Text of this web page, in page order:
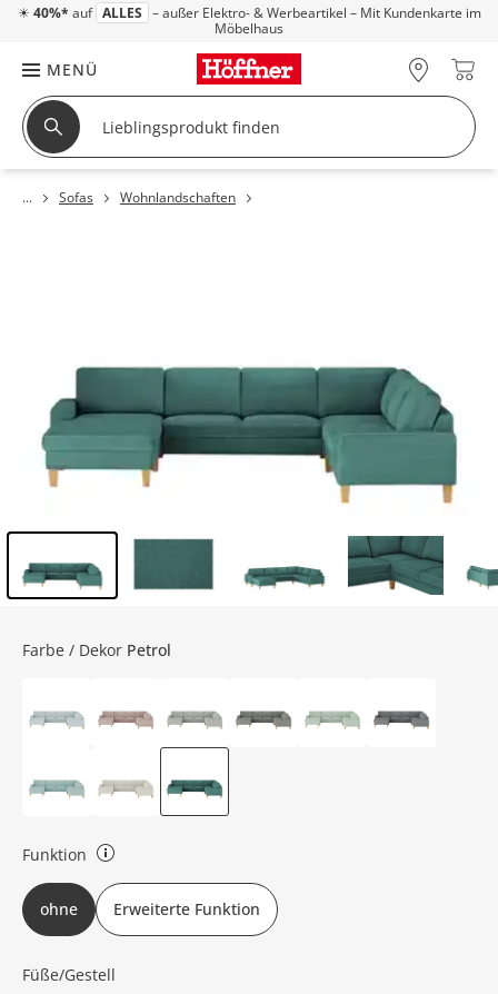
☀ 40%* auf ALLES – außer Elektro- & Werbeartikel – Mit Kundenkarte im
Möbelhaus
MENÜ
Sofas Wohnlandschaften
Farbe / Dekor Petrol
Funktion
Erweiterte Funktion: Schlaffunktion, Stauraum Ohne Funktion: ohne
ohne Erweiterte Funktion
Füße/Gestell